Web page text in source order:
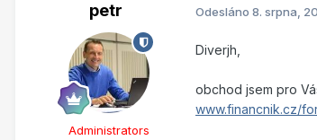
petr
Administrators
Odesláno 8. srpna,
Diverjh,
obchod jsem pro
www.financnik.cz/